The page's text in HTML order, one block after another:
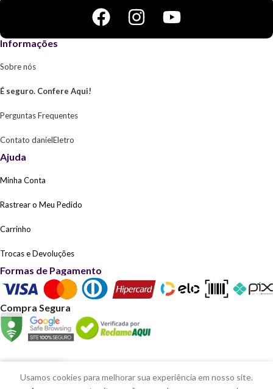
Informações
Sobre nós
É seguro. Confere Aqui!
Perguntas Frequentes
Contato danielEletro
Ajuda
Minha Conta
Rastrear o Meu Pedido
Carrinho
Trocas e Devoluções
Formas de Pagamento
Compra Segura
Usamos cookies para melhorar sua experiência em nosso site.
Lista de desejos
Carrinho